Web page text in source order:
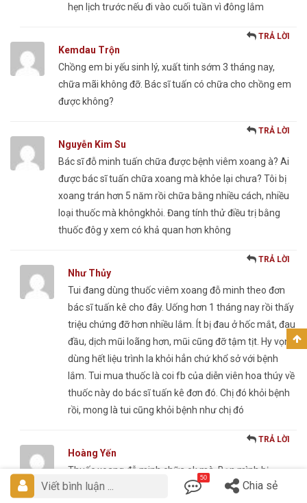
hẹn lịch trước nếu đi vào cuối tuần vì đông lắm
Kemdau Trộn
TRẢ LỜI
Chồng em bi yếu sinh lý, xuất tinh sớm 3 tháng nay,
chữa mãi không đỡ. Bác sĩ tuấn có chữa cho chồng em
được không?
Nguyễn Kim Su
TRẢ LỜI
Bác sĩ đỗ minh tuấn chữa được bệnh viêm xoang à? Ai
được bác sĩ tuấn chữa xoang mà khỏe lại chưa? Tôi bị
xoang trán hơn 5 năm rồi chữa bằng nhiều cách, nhiều
loại thuốc mà khôngkhỏi. Đang tính thử điều trị bằng
thuốc đôg y xem có khả quan hơn không
Như Thủy
TRẢ LỜI
Tui đang dùng thuốc viêm xoang đỗ minh theo đơn
bác sĩ tuấn kê cho đây. Uống hơn 1 tháng nay rồi thấy
triệu chứng đỡ hơn nhiều lắm. Ít bị đau ở hốc mắt, đau
đầu, dịch mũi loãng hơn, mũi cũng đỡ tậm tịt. Hy vọng
dùng hết liệu trình la khỏi hẳn chứ khổ sở với bệnh
lắm. Tui mua thuốc là coi fb của diễn viên hoa thúy về
thuốc này do bác sĩ tuấn kê đơn đó. Chị đó khỏi bệnh
rồi, mong là tui cũng khỏi bệnh như chị đó
Hoàng Yến
TRẢ LỜI
Thuốc xoang đỗ minh chữa ok mà. Bạn mình bị
xoang chữa thuốc tây không được, đổi qua dùng
Viết bình luận ...
50
Chia sẻ